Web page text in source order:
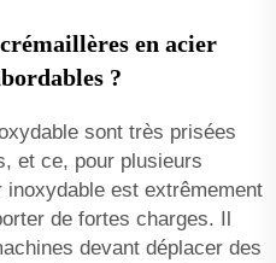
en acier
?
sont très prisées
et ce, pour plusieurs
inoxydable est extrêmement
de fortes charges. Il
devant déplacer des